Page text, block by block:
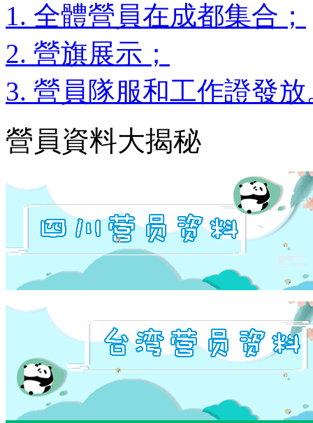
1. 全體營員在成都集合；
2. 營旗展示；
3. 營員隊服和工作證發放
營員資料大揭秘